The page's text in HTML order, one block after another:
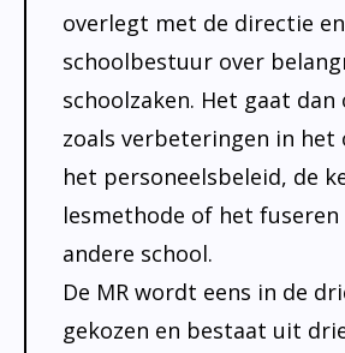
Aanmelden
overlegt met de directie
schoolbestuur over
schoolzaken. Het gaat dan
zoals verbeteringen in het
het personeelsbeleid, de
lesmethode of het fuseren
andere school.
De MR wordt eens in de
gekozen en bestaat uit